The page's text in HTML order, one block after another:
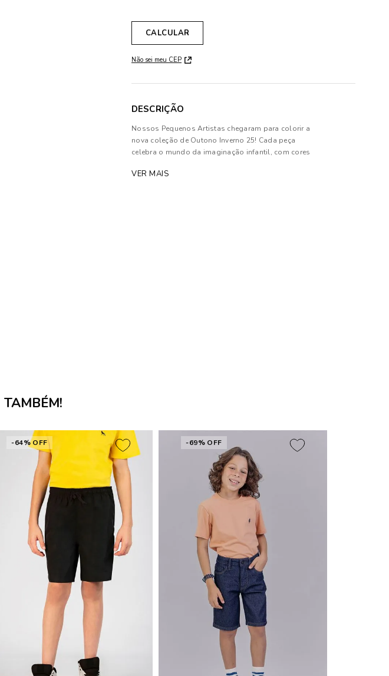
Não sei meu CEP
DESCRIÇÃO
Nossos Pequenos Artistas chegaram para colorir a
nova coleção de Outono Inverno 25! Cada peça
celebra o mundo da imaginação infantil, com cores
e sonhador das crianças.
VER MAIS
-64% OFF -69% OFF